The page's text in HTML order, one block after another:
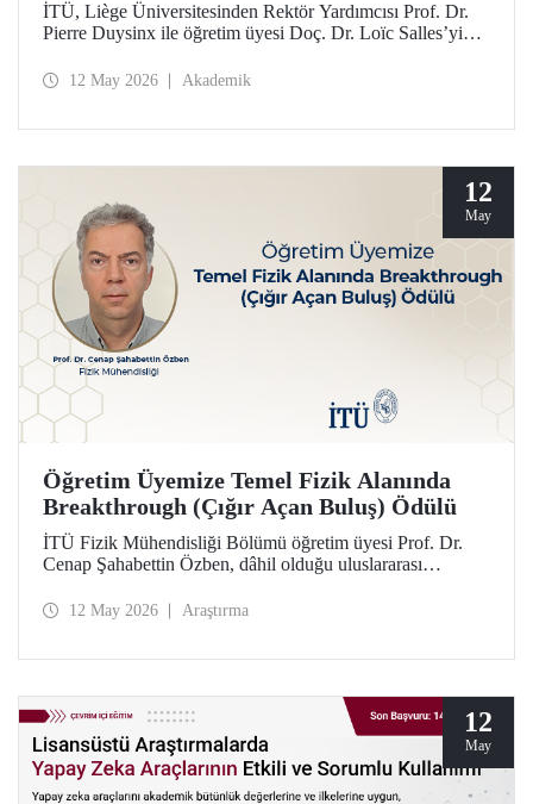
İTÜ, Liège Üniversitesinden Rektör Yardımcısı Prof. Dr.
Pierre Duysinx ile öğretim üyesi Doç. Dr. Loïc Salles’yi
Ekonomik Misyon kapsamında gerçekleşti.
12 May 2026 Akademik
12
May
Öğretim Üyemize Temel Fizik Alanında
Breakthrough (Çığır Açan Buluş) Ödülü
İTÜ Fizik Mühendisliği Bölümü öğretim üyesi Prof. Dr.
Cenap Şahabettin Özben, dâhil olduğu uluslararası
Breakthrough (Çığır Açan Buluş) Ödülü’ne layık görüldü.
12 May 2026 Araştırma
12
May